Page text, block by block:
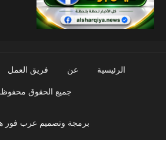
الرئيسية عن فريق العمل
جميع الحقوق
برمجة وتصميم عرب فور